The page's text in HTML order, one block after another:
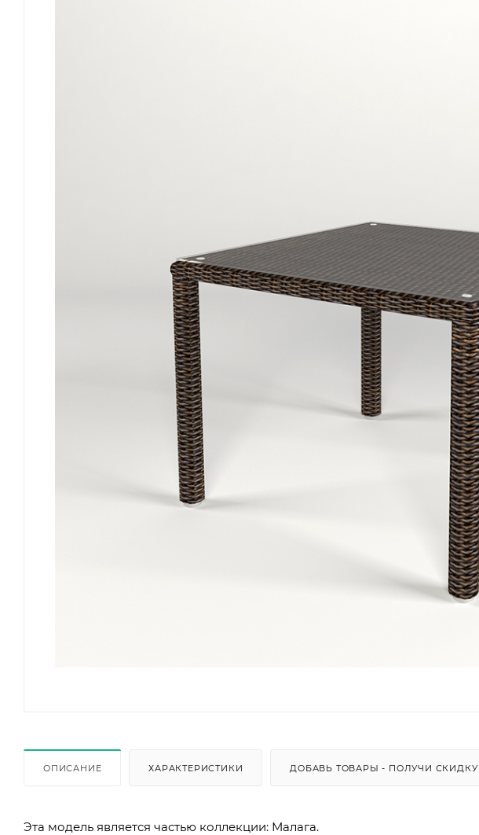
ОПИСАНИЕ ХАРАКТЕРИСТИКИ ДОБАВЬ ТОВАРЫ - ПОЛУЧИ СКИДКУ
Эта модель является частью коллекции: Малага.